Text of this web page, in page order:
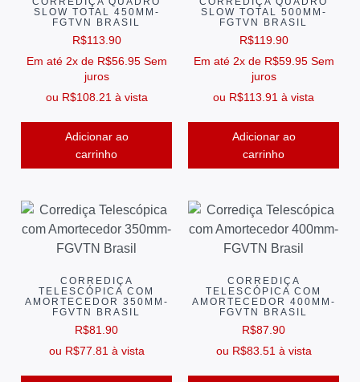
SLOW TOTAL 450MM-
FGTVN BRASIL
R$113.90
Em até 2x de R$56.95 Sem
juros
ou R$108.21 à vista
Adicionar ao
carrinho
SLOW TOTAL 500MM-
FGTVN BRASIL
R$119.90
Em até 2x de R$59.95 Sem
juros
ou R$113.91 à vista
Adicionar ao
carrinho
CORREDIÇA
TELESCÓPICA COM
AMORTECEDOR 350MM-
FGVTN BRASIL
R$81.90
ou R$77.81 à vista
CORREDIÇA
TELESCÓPICA COM
AMORTECEDOR 400MM-
FGVTN BRASIL
R$87.90
ou R$83.51 à vista